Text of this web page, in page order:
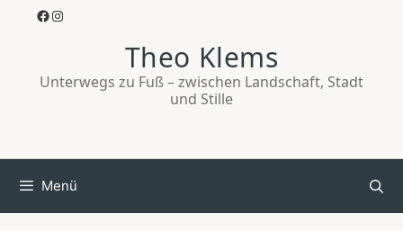
Facebook
Instagram
Theo Klems
Unterwegs zu Fuß – zwischen Landschaft, Stadt
und Stille
Menü